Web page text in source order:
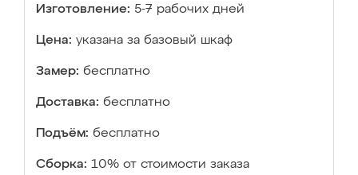
Изготовление: 5-7 рабочих дней
Цена: указана за базовый шкаф
Замер: бесплатно
Доставка: бесплатно
Подъём: бесплатно
Сборка: 10% от стоимости заказа